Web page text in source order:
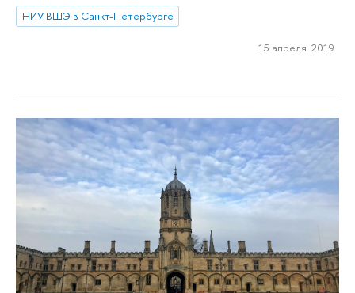
НИУ ВШЭ в Санкт-Петербурге
15 апреля 2019